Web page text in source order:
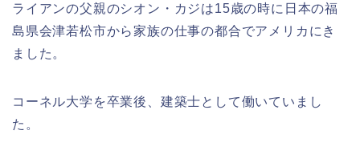
ライアンの父親のシオン・カジは15歳の時に日本の福
島県会津若松市から家族の仕事の都合でアメリカにき
ました。
コーネル大学を卒業後、建築士として働いていまし
た。